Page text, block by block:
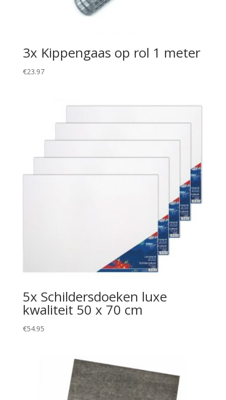
3x Kippengaas op rol 1 meter
€23.97
5x Schildersdoeken luxe
kwaliteit 50 x 70 cm
€54.95